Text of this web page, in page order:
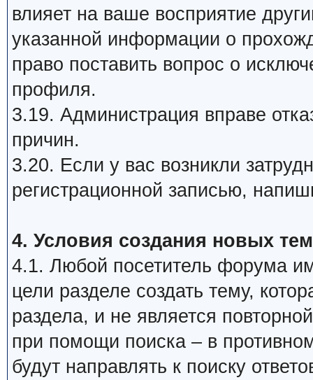
влияет на ваше восприятие
указанной информации о
право поставить вопрос о
профиля.
3.19. Администрация вправе
причин.
3.20. Если у вас возникли
регистрационной записью,
4. Условия создания новых
4.1. Любой посетитель форума
цели разделе создать тему,
раздела, и не является
при помощи поиска – в
будут направлять к поиску